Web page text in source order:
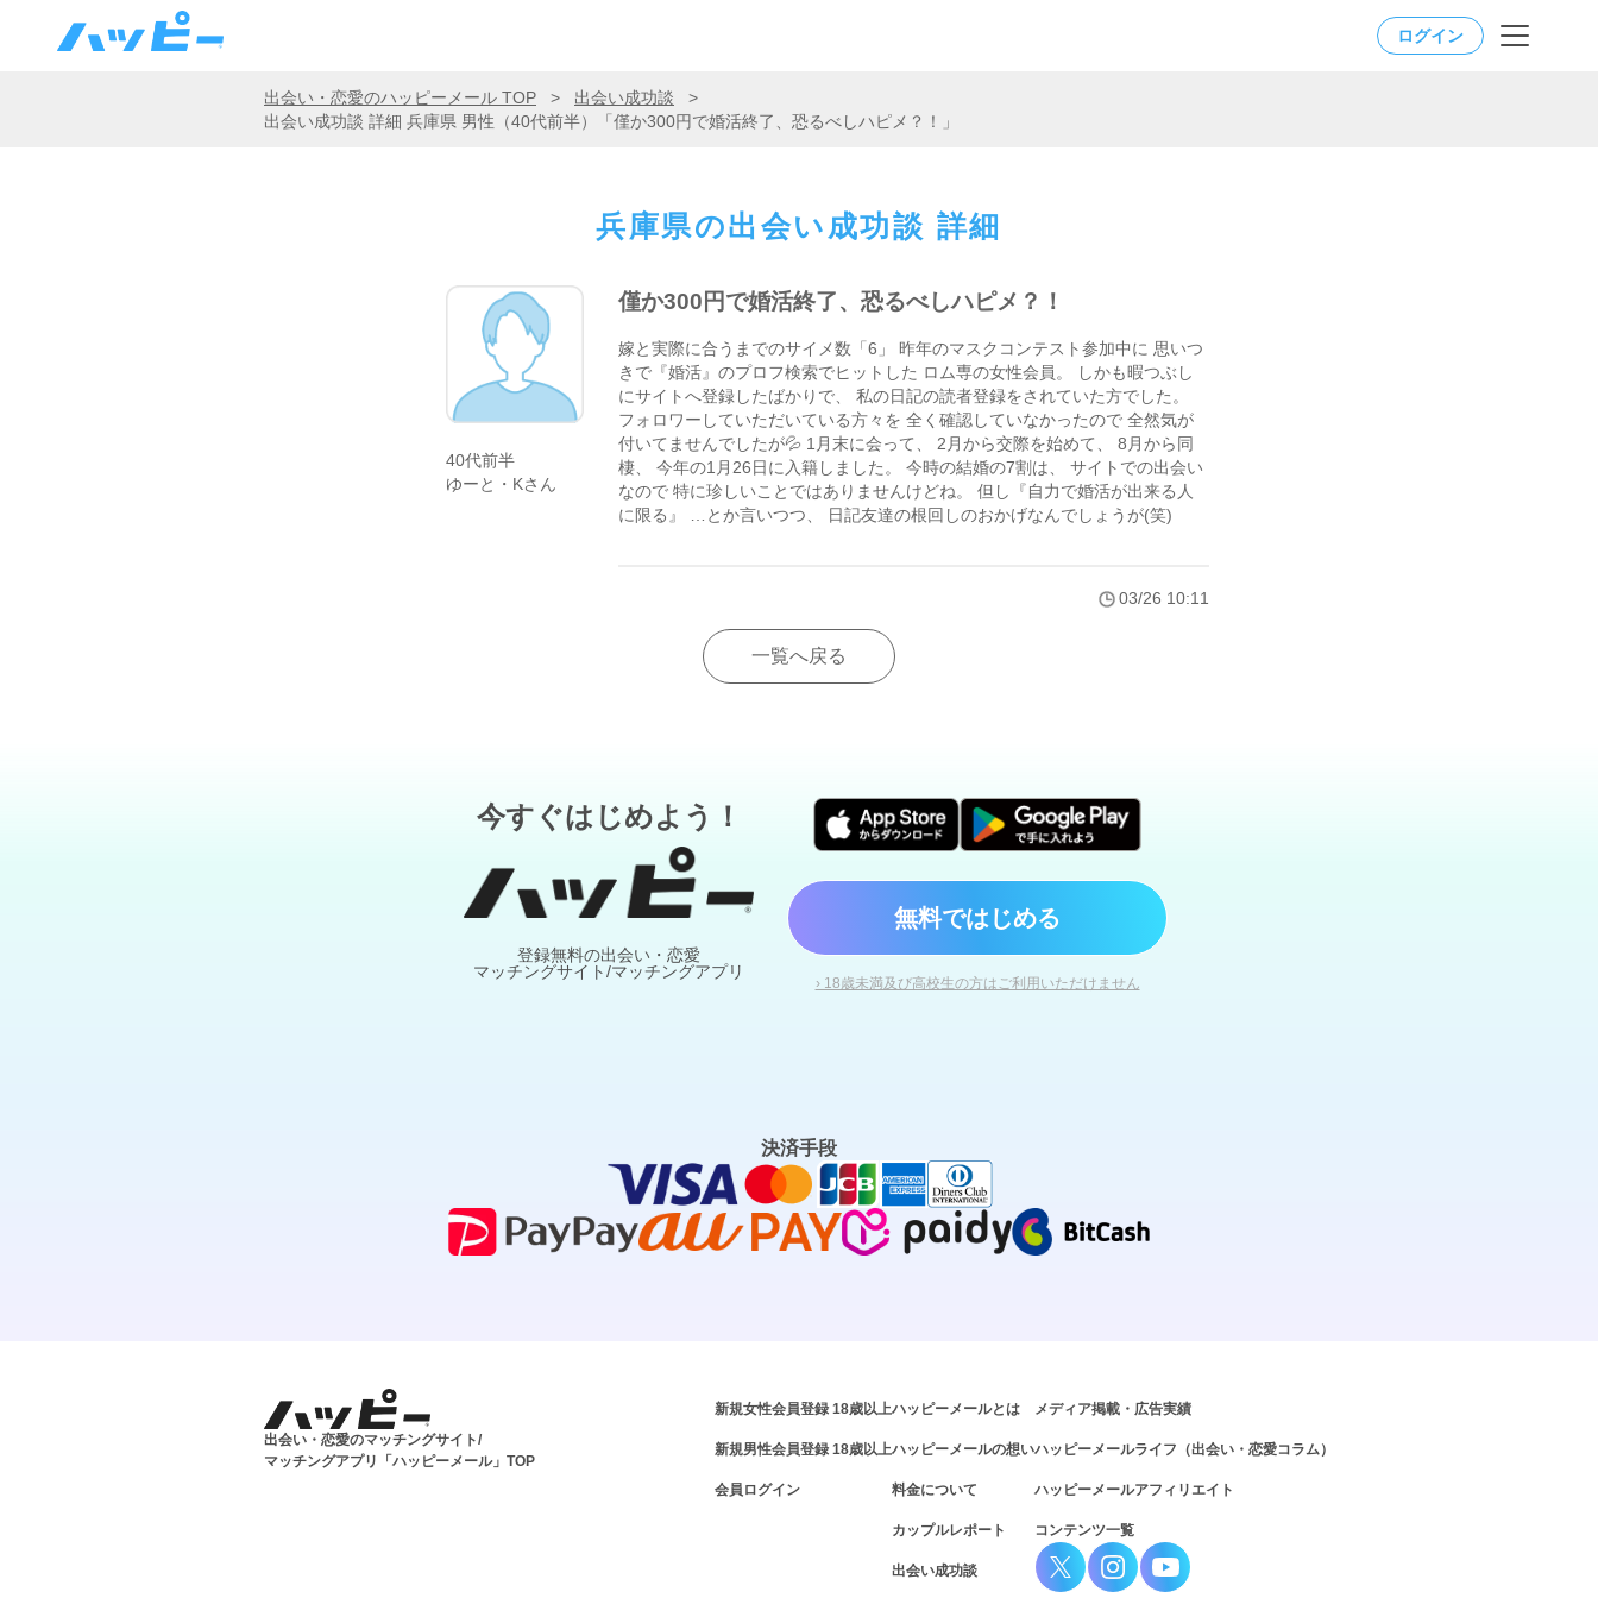
ログイン
出会い・恋愛のハッピーメール TOP > 出会い成功談
>
出会い成功談 詳細 兵庫県 男性（40代前半）「僅か300円で婚活終了、恐るべしハピメ？！」
兵庫県の出会い成功談 詳細
40代前半
ゆーと・Kさん
僅か300円で婚活終了、恐るべしハピメ？！
嫁と実際に合うまでのサイメ数「6」 昨年のマスクコンテスト参加中に 思いつ
きで『婚活』のプロフ検索でヒットした ロム専の女性会員。 しかも暇つぶし
にサイトへ登録したばかりで、 私の日記の読者登録をされていた方でした。
フォロワーしていただいている方々を 全く確認していなかったので 全然気が
付いてませんでしたが💦 1月末に会って、 2月から交際を始めて、 8月から同
棲、 今年の1月26日に入籍しました。 今時の結婚の7割は、 サイトでの出会い
なので 特に珍しいことではありませんけどね。 但し『自力で婚活が出来る人
に限る』 …とか言いつつ、 日記友達の根回しのおかげなんでしょうが(笑)
03/26 10:11
一覧へ戻る
今すぐはじめよう！
登録無料の出会い・恋愛
マッチングサイト/マッチングアプリ
無料ではじめる
› 18歳未満及び高校生の方はご利用いただけません
決済手段
出会い・恋愛のマッチングサイト/
マッチングアプリ「ハッピーメール」TOP
新規女性会員登録 18歳以上
新規男性会員登録 18歳以上
会員ログイン
ハッピーメールとは
ハッピーメールの想い
料金について
カップルレポート
出会い成功談
メディア掲載・広告実績
ハッピーメールライフ（出会い・恋愛コラム）
ハッピーメールアフィリエイト
コンテンツ一覧